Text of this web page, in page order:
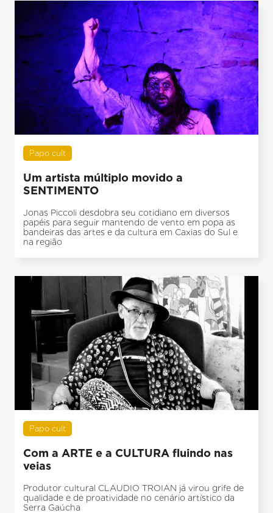
Papo cult
Um artista múltiplo movido a
SENTIMENTO
Jonas Piccoli desdobra seu cotidiano em diversos
papéis para seguir mantendo de vento em popa as
bandeiras das artes e da cultura em Caxias do Sul e
na região
Papo cult
Com a ARTE e a CULTURA fluindo nas
veias
Produtor cultural CLAUDIO TROIAN já virou grife de
qualidade e de proatividade no cenário artístico da
Serra Gaúcha